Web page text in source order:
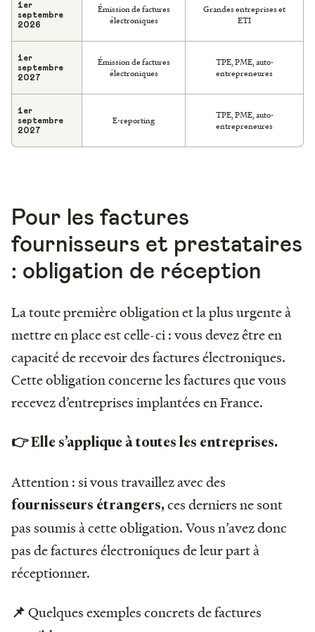
1er
septembre
2026
Émission de factures
électroniques
Grandes entreprises et
ETI
1er
septembre
2027
Émission de factures
électroniques
TPE, PME, auto-
entrepreneures
1er
septembre
2027
E-reporting
TPE, PME, auto-
entrepreneures
Pour les factures
fournisseurs et prestataires
: obligation de réception
La toute première obligation et la plus urgente à
mettre en place est celle-ci : vous devez être en
capacité de recevoir des factures électroniques.
Cette obligation concerne les factures que vous
recevez d’entreprises implantées en France.
👉 Elle s’applique à toutes les entreprises.
Attention : si vous travaillez avec des
fournisseurs étrangers,ces derniers ne sont
pas soumis à cette obligation. Vous n’avez donc
pas de factures électroniques de leur part à
réceptionner.
📌 Quelques exemples concrets de factures